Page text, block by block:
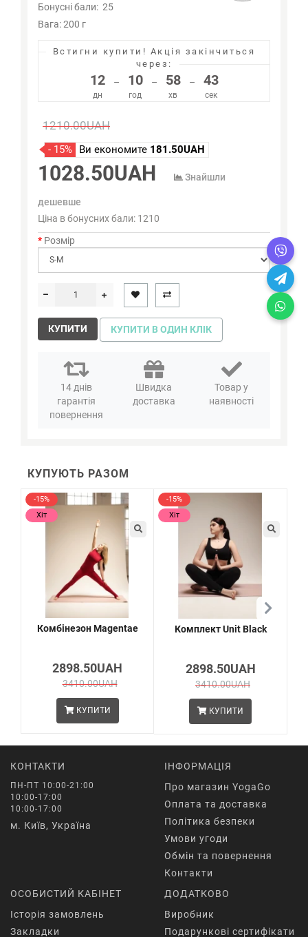
Бонусні бали: 25
Вага: 200 г
Встигни купити! Акція закінчиться
через:
12
дн
– 10
год
– 58
хв
– 42
сек
1210.00UAH
- 15% Ви економите 181.50UAH
1028.50UAH Знайшли
дешевше
Ціна в бонусних бали: 1210
Розмір
КУПИТИ КУПИТИ В ОДИН КЛІК
14 днів
гарантія
повернення
Швидка
доставка
Товар у
наявності
КУПУЮТЬ РАЗОМ
-15%
Хіт
Комбінезон Magentae
2898.50UAH
3410.00UAH
КУПИТИ
-15%
Хіт
Комплект Unit Black
2898.50UAH
3410.00UAH
КУПИТИ
КОНТАКТИ
ПН-ПТ 10:00-21:00
10:00-17:00
10:00-17:00
м. Київ, Україна
ІНФОРМАЦІЯ
Про магазин YogaGo
Оплата та доставка
Політика безпеки
Умови угоди
Обмін та повернення
Контакти
ОСОБИСТИЙ КАБІНЕТ
Історія замовлень
Закладки
ДОДАТКОВО
Виробник
Подарункові сертифікати